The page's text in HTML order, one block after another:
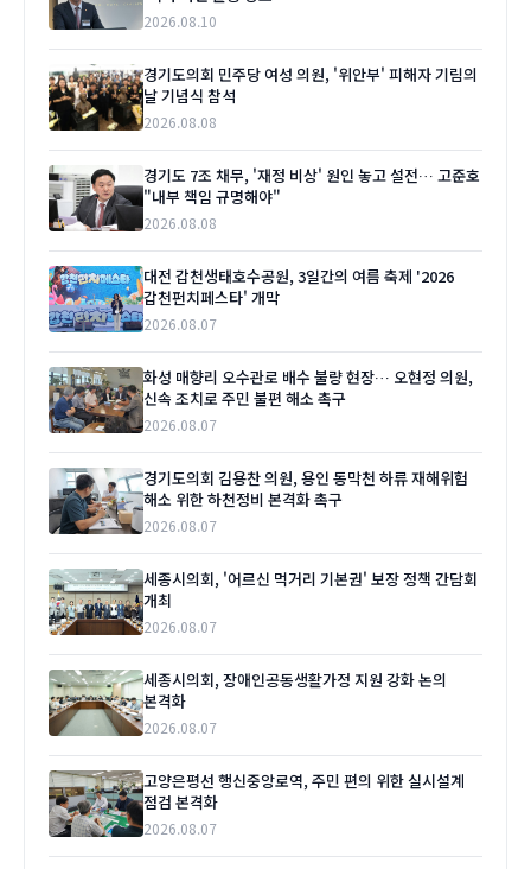
2026.08.10
경기도의회 민주당 여성 의원, '위안부' 피해자 기림의
날 기념식 참석
2026.08.08
경기도 7조 채무, '재정 비상' 원인 놓고 설전… 고준호
"내부 책임 규명해야"
2026.08.08
대전 갑천생태호수공원, 3일간의 여름 축제 '2026
갑천펀치페스타' 개막
2026.08.07
화성 매향리 오수관로 배수 불량 현장… 오현정 의원,
신속 조치로 주민 불편 해소 촉구
2026.08.07
경기도의회 김용찬 의원, 용인 동막천 하류 재해위험
해소 위한 하천정비 본격화 촉구
2026.08.07
세종시의회, '어르신 먹거리 기본권' 보장 정책 간담회
개최
2026.08.07
세종시의회, 장애인공동생활가정 지원 강화 논의
본격화
2026.08.07
고양은평선 행신중앙로역, 주민 편의 위한 실시설계
점검 본격화
2026.08.07